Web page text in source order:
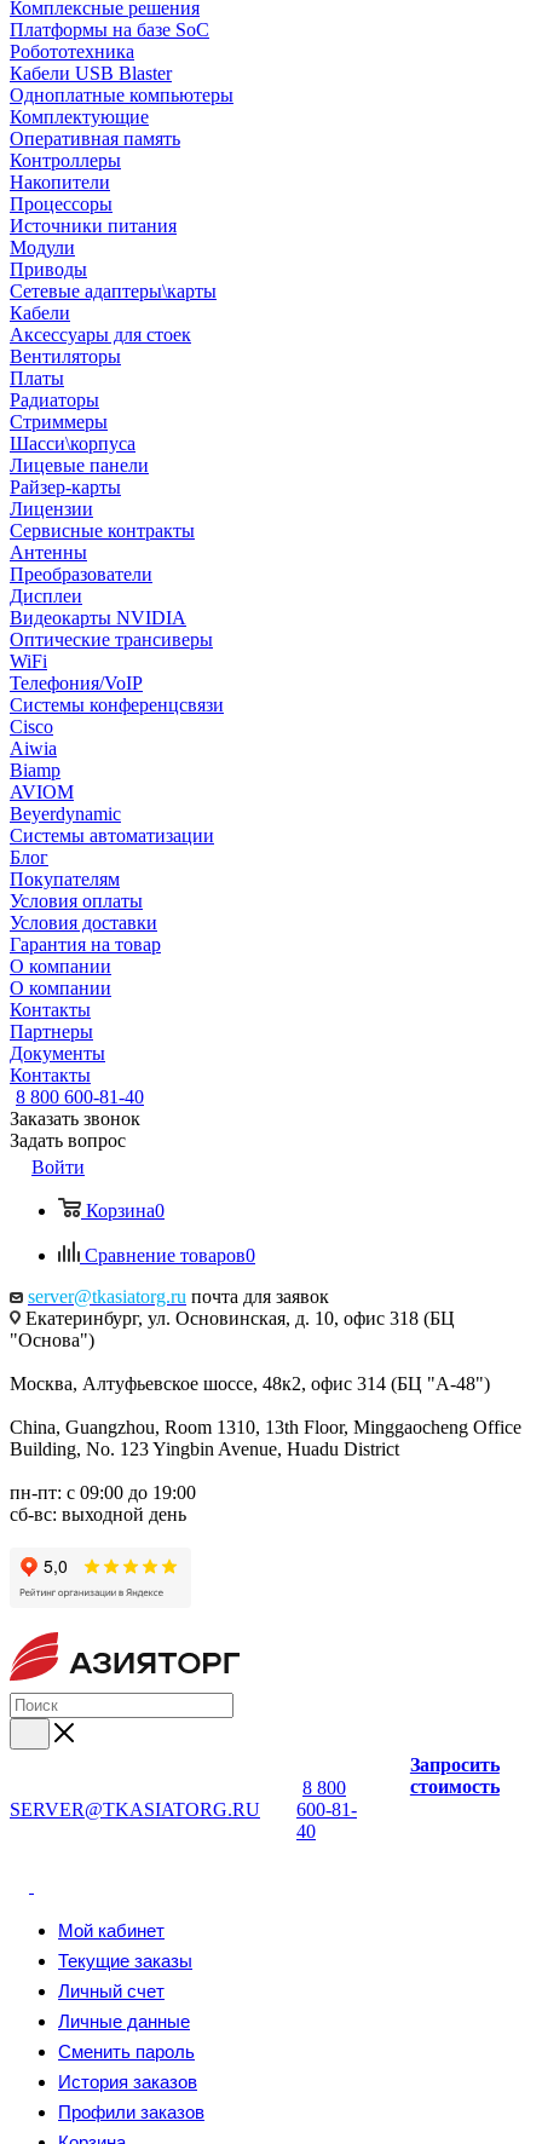
Комплексные решения
Платформы на базе SoC
Робототехника
Кабели USB Blaster
Одноплатные компьютеры
Комплектующие
Оперативная память
Контроллеры
Накопители
Процессоры
Источники питания
Модули
Приводы
Сетевые адаптеры\карты
Кабели
Аксессуары для стоек
Вентиляторы
Платы
Радиаторы
Стриммеры
Шасси\корпуса
Лицевые панели
Райзер-карты
Лицензии
Сервисные контракты
Антенны
Преобразователи
Дисплеи
Видеокарты NVIDIA
Оптические трансиверы
WiFi
Телефония/VoIP
Системы конференцсвязи
Cisco
Aiwia
Biamp
AVIOM
Beyerdynamic
Системы автоматизации
Блог
Покупателям
Условия оплаты
Условия доставки
Гарантия на товар
О компании
О компании
Контакты
Партнеры
Документы
Контакты
8 800 600-81-40
Заказать звонок
Задать вопрос
Войти
Корзина0
Сравнение товаров0
server@tkasiatorg.ru почта для заявок
Екатеринбург, ул. Основинская, д. 10, офис 318 (БЦ
"Основа")
Москва, Алтуфьевское шоссе, 48к2, офис 314 (БЦ "А-48")
China, Guangzhou, Room 1310, 13th Floor, Minggaocheng Office
Building, No. 123 Yingbin Avenue, Huadu District
пн-пт: с 09:00 до 19:00
сб-вс: выходной день
SERVER@TKASIATORG.RU
8 800
600-81-
40
Запросить
стоимость
Мой кабинет
Текущие заказы
Личный счет
Личные данные
Сменить пароль
История заказов
Профили заказов